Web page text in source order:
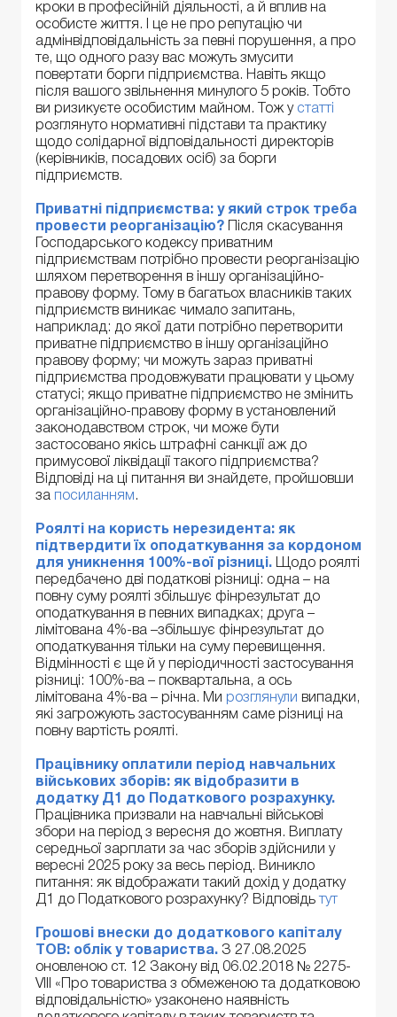
кроки в професійній діяльності, а й вплив на
особисте життя. І це не про репутацію чи
адмінвідповідальність за певні порушення, а про
те, що одного разу вас можуть змусити
повертати борги підприємства. Навіть якщо
після вашого звільнення минулого 5 років. Тобто
ви ризикуєте особистим майном. Тож у статті
розглянуто нормативні підстави та практику
щодо солідарної відповідальності директорів
(керівників, посадових осіб) за борги
підприємств.
Приватні підприємства: у який строк треба
провести реорганізацію?
Після скасування
Господарського кодексу приватним
підприємствам потрібно провести реорганізацію
шляхом перетворення в іншу організаційно-
правову форму. Тому в багатьох власників таких
підприємств виникає чимало запитань,
наприклад: до якої дати потрібно перетворити
приватне підприємство в іншу організаційно
правову форму; чи можуть зараз приватні
підприємства продовжувати працювати у цьому
статусі; якщо приватне підприємство не змінить
організаційно-правову форму в установлений
законодавством строк, чи може бути
застосовано якісь штрафні санкції аж до
примусової ліквідації такого підприємства?
Відповіді на ці питання ви знайдете, пройшовши
за посиланням .
Роялті на користь нерезидента: як
підтвердити їх оподаткування за кордоном
для уникнення 100%-вої різниці. Щодо роялті
передбачено дві податкові різниці: одна – на
повну суму роялті збільшує фінрезультат до
оподаткування в певних випадках; друга –
лімітована 4%-ва –збільшує фінрезультат до
оподаткування тільки на суму перевищення.
Відмінності є ще й у періодичності застосування
різниці: 100%-ва – поквартальна, а ось
лімітована 4%-ва – річна. Ми розглянули випадки,
які загрожують застосуванням саме різниці на
повну вартість роялті.
Працівнику оплатили період навчальних
військових зборів: як відобразити в
додатку Д1 до Податкового розрахунку.
Працівника призвали на навчальні військові
збори на період з вересня до жовтня. Виплату
середньої зарплати за час зборів здійснили у
вересні 2025 року за весь період. Виникло
питання: як відображати такий дохід у додатку
Д1 до Податкового розрахунку? Відповідьтут
Грошові внески до додаткового капіталу
ТОВ: облік у товариства. З 27.08.2025
оновленою ст. 12 Закону від 06.02.2018 № 2275-
VIII «Про товариства з обмеженою та додатковою
відповідальністю» узаконено наявність